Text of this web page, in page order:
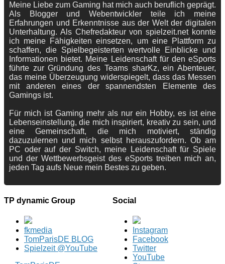
Meine Liebe zum Gaming hat mich auch beruflich geprägt.
Als Blogger und Webentwickler teile ich meine
Erfahrungen und Erkenntnisse aus der Welt der digitalen
Unterhaltung. Als Chefredakteur von spielzeit.net konnte
ich meine Fähigkeiten einsetzen, um eine Plattform zu
schaffen, die Spielbegeisterten wertvolle Einblicke und
Informationen bietet. Meine Leidenschaft für den eSports
führte zur Gründung des Teams sharKz, ein Abenteuer,
das meine Überzeugung widerspiegelt, dass das Messen
mit anderen eines der spannendsten Elemente des
Gamings ist.
Für mich ist Gaming mehr als nur ein Hobby, es ist eine
Lebenseinstellung, die mich inspiriert, kreativ zu sein, und
eine Gemeinschaft, die mich motiviert, ständig
dazuzulernen und mich selbst herauszufordern. Ob am
PC oder auf der Switch, meine Leidenschaft für Spiele
und der Wettbewerbsgeist des eSports treiben mich an,
jeden Tag aufs Neue mein Bestes zu geben.
TP dynamic Group
fkmedia
TomParisDE BLOG
Spielzeit @YouTube
Social
Instagram
Facebook
Twitter
YouTube